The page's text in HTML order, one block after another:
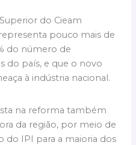
do Cieam
pouco mais de
do número de
do país, e que o novo
à indústria nacional.
na reforma também
da região, por meio de
do IPI para a maioria dos